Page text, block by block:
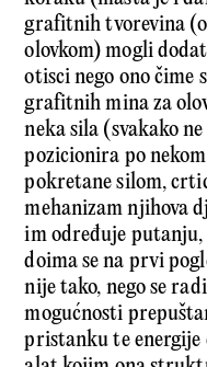
grafitnih tvorevina
olovkom) mogli
otisci nego ono čime
grafitnih mina za
neka sila (svakako
pozicionira po
pokretane silom,
mehanizam njihova
im određuje
doima se na prvi
nije tako, nego se
mogućnosti
pristanku te energije